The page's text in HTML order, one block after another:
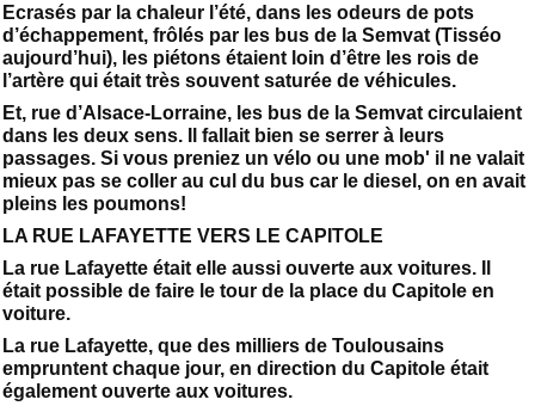
Ecrasés par la chaleur l’été, dans les odeurs de pots
d’échappement, frôlés par les bus de la Semvat (Tisséo
aujourd’hui), les piétons étaient loin d’être les rois de
l’artère qui était très souvent saturée de véhicules.
Et, rue d’Alsace-Lorraine, les bus de la Semvat circulaient
dans les deux sens. Il fallait bien se serrer à leurs
passages. Si vous preniez un vélo ou une mob' il ne valait
mieux pas se coller au cul du bus car le diesel, on en avait
pleins les poumons!
LA RUE LAFAYETTE VERS LE CAPITOLE
La rue Lafayette était elle aussi ouverte aux voitures. Il
était possible de faire le tour de la place du Capitole en
voiture.
La rue Lafayette, que des milliers de Toulousains
empruntent chaque jour, en direction du Capitole était
également ouverte aux voitures.